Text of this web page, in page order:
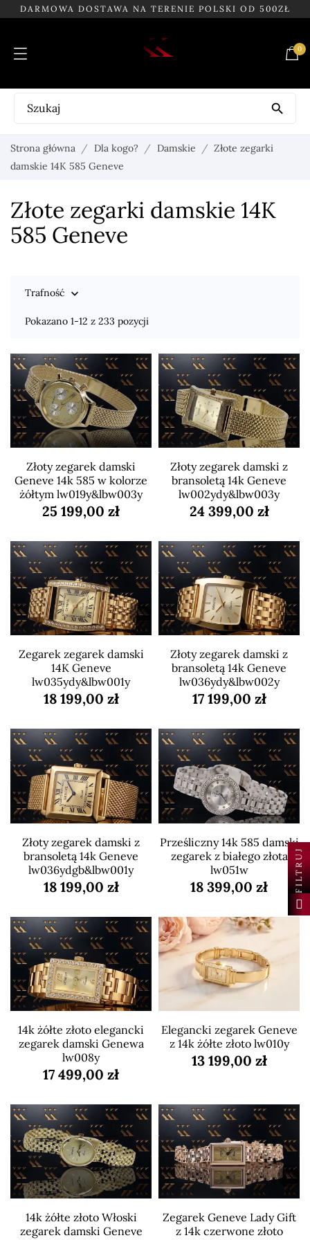
DARMOWA DOSTAWA NA TERENIE POLSKI OD 500ZŁ
0

Strona główna Dla kogo? Damskie
Złote zegarki
damskie 14K 585 Geneve
Złote zegarki damskie 14K
585 Geneve
Trafność 
Pokazano 1-12 z 233 pozycji
Złoty zegarek damski
Geneve 14k 585 w kolorze
żółtym lw019y&lbw003y
25 199,00 zł
Złoty zegarek damski z
bransoletą 14k Geneve
lw002ydy&lbw003y
24 399,00 zł
Zegarek zegarek damski
14K Geneve
lw035ydy&lbw001y
18 199,00 zł
Złoty zegarek damski z
bransoletą 14k Geneve
lw036ydy&lbw002y
17 199,00 zł
Złoty zegarek damski z
bransoletą 14k Geneve
lw036ydgb&lbw001y
18 199,00 zł
Prześliczny 14k 585 damski
zegarek z białego złota
lw051w
18 399,00 zł
14k żółte złoto elegancki
zegarek damski Genewa
lw008y
17 499,00 zł
Elegancki zegarek Geneve
z 14k żółte złoto lw010y
13 199,00 zł
14k żółte złoto Włoski
zegarek damski Geneve
Zegarek Geneve Lady Gift
z 14k czerwone złoto
FILTRUJ